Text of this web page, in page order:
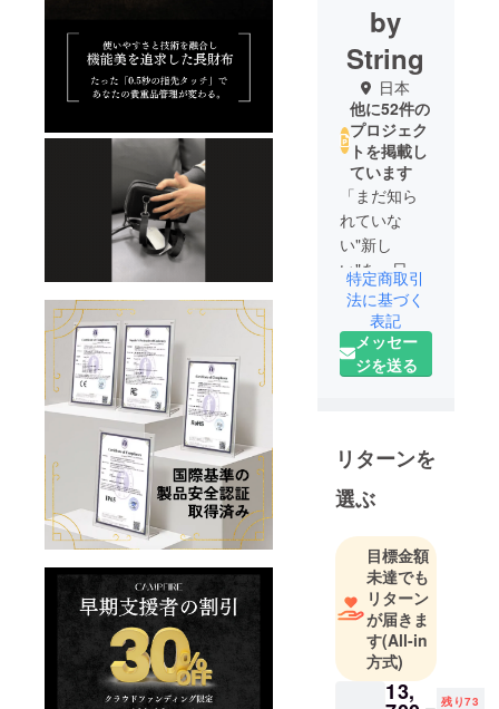
by
String
日本
他に52件の
プロジェク
トを掲載し
ています
「まだ知ら
れていな
い"新し
い"を、日本
全国に届け
たい」
私たちは、
場を通じ
て、世の中
にまだ広
まっていな
い価値・体
験・文化・
製品を紹介
し、共感と
応援の輪を
広げること
特定商取引
法に基づく
表記
メッセー
ジを送る
リターンを
選ぶ
目標金額
未達でも
リターン
が届きま
す(All-in
方式)
13, 残り73